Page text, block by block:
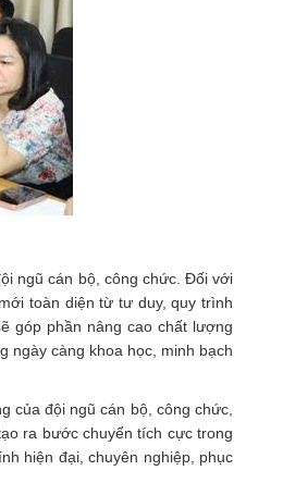
ngũ cán bộ, công chức. Đối với
toàn diện từ tư duy, quy trình
góp phần nâng cao chất lượng
ngày càng khoa học, minh bạch
của đội ngũ cán bộ, công chức,
ra bước chuyển tích cực trong
hiện đại, chuyên nghiệp, phục